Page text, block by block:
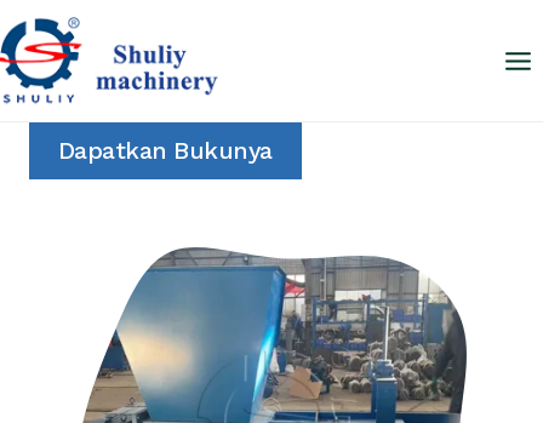
Skip
to
content
Dapatkan Bukunya